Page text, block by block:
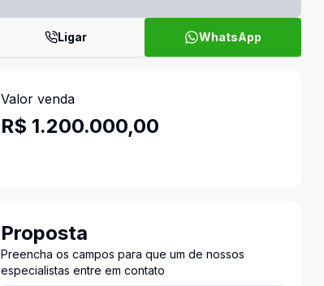
Ligar WhatsApp
Valor venda
R$ 1.200.000,00
Proposta
Preencha os campos para que um de nossos
especialistas entre em contato